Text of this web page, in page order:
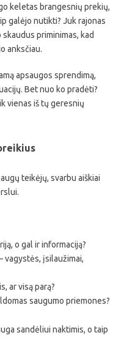
keletas brangesnių prekių,
galėjo nutikti? Juk rajonas
priminimas, kad
anksčiau.
apsaugos sprendimą,
Bet nuo ko pradėti?
vienas iš tų geresnių
teikėjų, svarbu aiškiai
o gal ir informaciją?
vagystės, įsilaužimai,
ar visą parą?
saugumo priemones?
sandėliui naktimis, o taip